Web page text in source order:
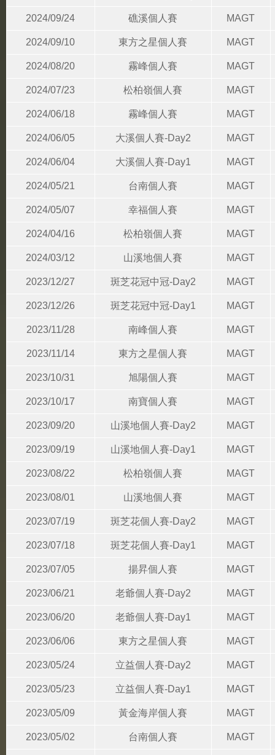
2024/09/24 礁溪個人賽 MAGT
2024/09/10 東方之星個人賽 MAGT
2024/08/20 霧峰個人賽 MAGT
2024/07/23 松柏嶺個人賽 MAGT
2024/06/18 霧峰個人賽 MAGT
2024/06/05 大溪個人賽-Day2 MAGT
2024/06/04 大溪個人賽-Day1 MAGT
2024/05/21 台南個人賽 MAGT
2024/05/07 幸福個人賽 MAGT
2024/04/16 松柏嶺個人賽 MAGT
2024/03/12 山溪地個人賽 MAGT
2023/12/27 斑芝花冠中冠-Day2 MAGT
2023/12/26 斑芝花冠中冠-Day1 MAGT
2023/11/28 南峰個人賽 MAGT
2023/11/14 東方之星個人賽 MAGT
2023/10/31 旭陽個人賽 MAGT
2023/10/17 南寶個人賽 MAGT
2023/09/20 山溪地個人賽-Day2 MAGT
2023/09/19 山溪地個人賽-Day1 MAGT
2023/08/22 松柏嶺個人賽 MAGT
2023/08/01 山溪地個人賽 MAGT
2023/07/19 斑芝花個人賽-Day2 MAGT
2023/07/18 斑芝花個人賽-Day1 MAGT
2023/07/05 揚昇個人賽 MAGT
2023/06/21 老爺個人賽-Day2 MAGT
2023/06/20 老爺個人賽-Day1 MAGT
2023/06/06 東方之星個人賽 MAGT
2023/05/24 立益個人賽-Day2 MAGT
2023/05/23 立益個人賽-Day1 MAGT
2023/05/09 黃金海岸個人賽 MAGT
2023/05/02 台南個人賽 MAGT